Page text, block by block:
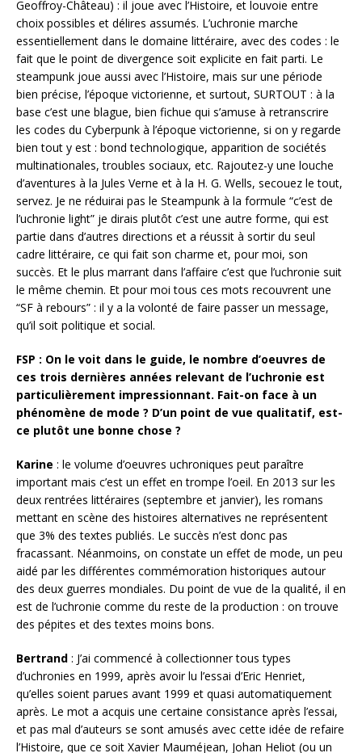
Geoffroy-Château) : il joue avec l’Histoire, et louvoie entre
choix possibles et délires assumés. L’uchronie marche
essentiellement dans le domaine littéraire, avec des codes : le
fait que le point de divergence soit explicite en fait parti. Le
steampunk joue aussi avec l’Histoire, mais sur une période
bien précise, l’époque victorienne, et surtout, SURTOUT : à la
base c’est une blague, bien fichue qui s’amuse à retranscrire
les codes du Cyberpunk à l’époque victorienne, si on y regarde
bien tout y est : bond technologique, apparition de sociétés
multinationales, troubles sociaux, etc. Rajoutez-y une louche
d’aventures à la Jules Verne et à la H. G. Wells, secouez le tout,
servez. Je ne réduirai pas le Steampunk à la formule “c’est de
l’uchronie light” je dirais plutôt c’est une autre forme, qui est
partie dans d’autres directions et a réussit à sortir du seul
cadre littéraire, ce qui fait son charme et, pour moi, son
succès. Et le plus marrant dans l’affaire c’est que l’uchronie suit
le même chemin. Et pour moi tous ces mots recouvrent une
“SF à rebours” : il y a la volonté de faire passer un message,
qu’il soit politique et social.
FSP : On le voit dans le guide, le nombre d’oeuvres de
ces trois dernières années relevant de l’uchronie est
particulièrement impressionnant. Fait-on face à un
phénomène de mode ? D’un point de vue qualitatif, est-
ce plutôt une bonne chose ?
Karine : le volume d’oeuvres uchroniques peut paraître
important mais c’est un effet en trompe l’oeil. En 2013 sur les
deux rentrées littéraires (septembre et janvier), les romans
mettant en scène des histoires alternatives ne représentent
que 3% des textes publiés. Le succès n’est donc pas
fracassant. Néanmoins, on constate un effet de mode, un peu
aidé par les différentes commémoration historiques autour
des deux guerres mondiales. Du point de vue de la qualité, il en
est de l’uchronie comme du reste de la production : on trouve
des pépites et des textes moins bons.
Bertrand : J’ai commencé à collectionner tous types
d’uchronies en 1999, après avoir lu l’essai d’Eric Henriet,
qu’elles soient parues avant 1999 et quasi automatiquement
après. Le mot a acquis une certaine consistance après l’essai,
et pas mal d’auteurs se sont amusés avec cette idée de refaire
l’Histoire, que ce soit Xavier Mauméjean, Johan Heliot (ou un